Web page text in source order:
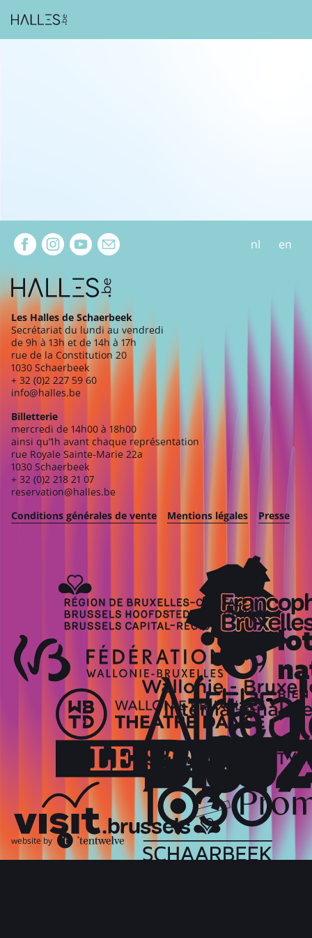
Extra navigation nl en
Les Halles de Schaerbeek
Secrétariat du lundi au vendredi
de 9h à 13h et de 14h à 17h
rue de la Constitution 20
1030 Schaerbeek
+ 32 (0)2 227 59 60
info@halles.be
Billetterie
mercredi de 14h00 à 18h00
ainsi qu’1h avant chaque représentation
rue Royale Sainte-Marie 22a
1030 Schaerbeek
+ 32 (0)2 218 21 07
reservation@halles.be
Conditions générales de vente
Mentions légales Presse
website by